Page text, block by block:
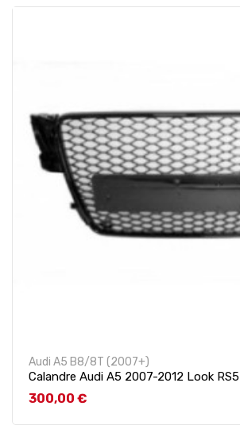
Audi A5 B8/8T (2007+)
Calandre Audi A5 2007-2012 Look RS5
Prix
300,00 €